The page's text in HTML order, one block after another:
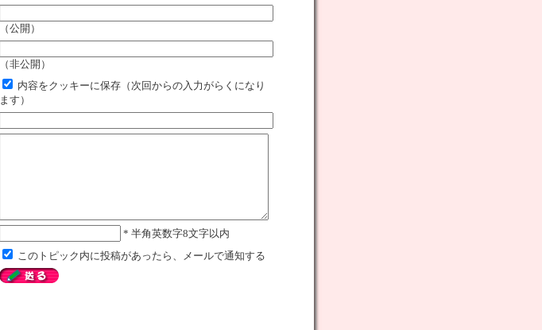
（公開）
（非公開）
内容をクッキーに保存（次回からの入力がらくになり
ます）
* 半角英数字8文字以内
このトピック内に投稿があったら、メールで通知する